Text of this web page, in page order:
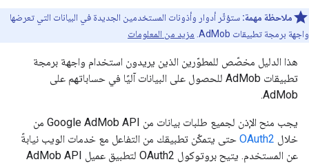
ملاحظة مهمة: ستؤثّر أدوار وأذونات المستخدمين الجديدة في البيانات التي تعرضها
واجهة برمجة تطبيقات AdMob.
مزيد من المعلومات
هذا الدليل مخصّص للمطوّرين الذين يريدون استخدام واجهة برمجة
تطبيقات AdMob للحصول على البيانات آليًا في حساباتهم على
AdMob.
يجب منح الإذن لجميع طلبات بيانات من Google AdMob API من
خلال OAuth2 حتى يتمكّن تطبيقك من التفاعل مع خدمات الويب نيابةً
عن المستخدم. يتيح بروتوكول OAuth2 لتطبيق عميل AdMob API